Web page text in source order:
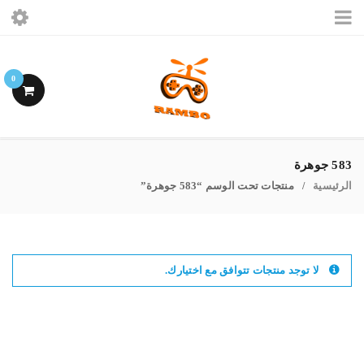
الرئيسيه
ببجى موبايل
0
583 جوهرة
الرئيسية / منتجات تحت الوسم “583 جوهرة”
لا توجد منتجات تتوافق مع اختيارك.